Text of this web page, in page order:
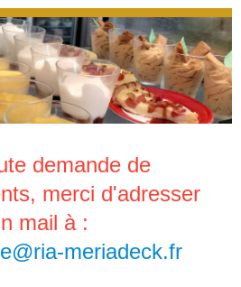
demande de
merci d'adresser
mail à :
meriadeck.fr